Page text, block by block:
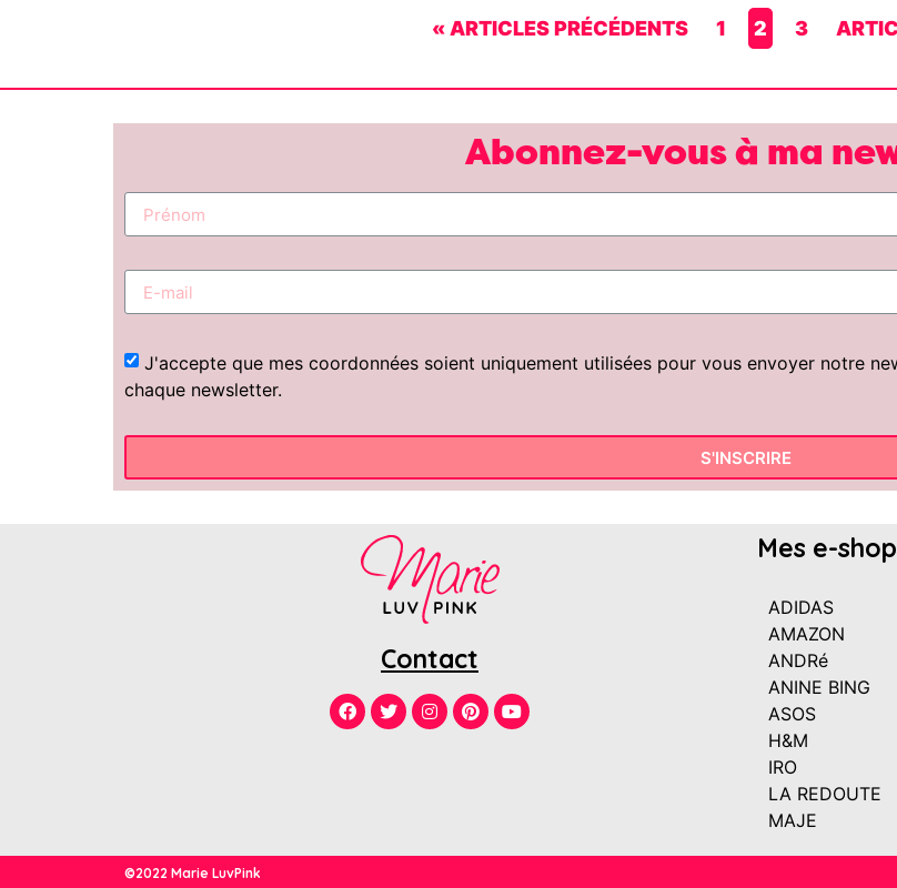
« ARTICLES PRÉCÉDENTS 1 2 3
Abonnez-vous à ma
J'accepte que mes coordonnées soient uniquement utilisées pour vous envoyer notre
chaque newsletter.
S'INSCRIRE
Contact
Mes e-
ADIDAS
AMAZON
ANDRé
ANINE BING
ASOS
H&M
IRO
LA REDOUTE
MAJE
©2022 Marie LuvPink